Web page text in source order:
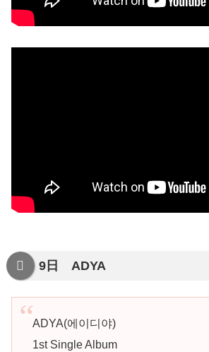
9日 ADYA
ADYA(에이디야)
1st Single Album